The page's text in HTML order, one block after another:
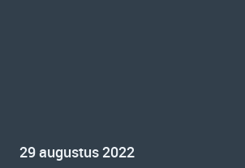
29 augustus 2022